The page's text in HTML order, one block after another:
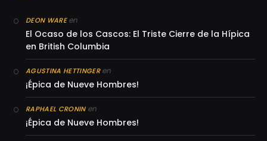
DEON WAREen
El Ocaso de los Cascos: El Triste Cierre de la Hípica
en British Columbia
AGUSTINA HETTINGERen
¡Épica de Nueve Hombres!
RAPHAEL CRONINen
¡Épica de Nueve Hombres!